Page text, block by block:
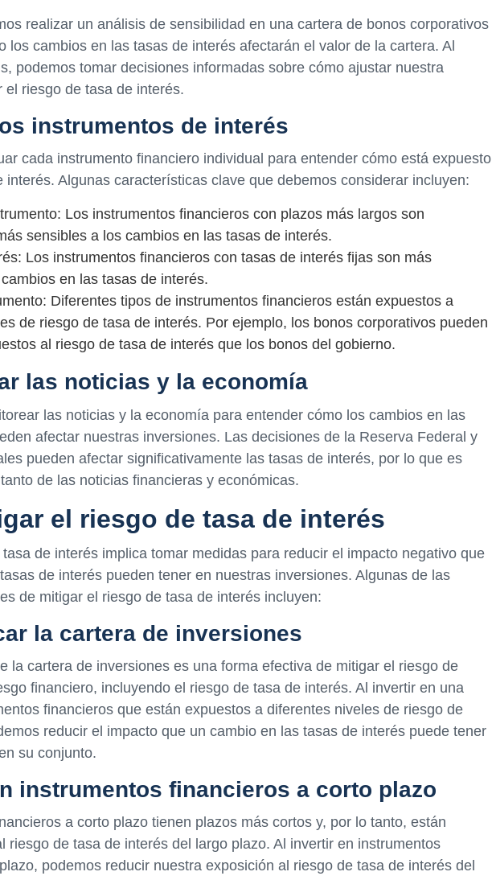
realizar un análisis de sensibilidad en una cartera de bonos corporativos
los cambios en las tasas de interés afectarán el valor de la cartera. Al
podemos tomar decisiones informadas sobre cómo ajustar nuestra
el riesgo de tasa de interés.
instrumentos de interés
cada instrumento financiero individual para entender cómo está expuesto
interés. Algunas características clave que debemos considerar incluyen:
Los instrumentos financieros con plazos más largos son
sensibles a los cambios en las tasas de interés.
Los instrumentos financieros con tasas de interés fijas son más
en las tasas de interés.
Diferentes tipos de instrumentos financieros están expuestos a
de riesgo de tasa de interés. Por ejemplo, los bonos corporativos pueden
al riesgo de tasa de interés que los bonos del gobierno.
las noticias y la economía
las noticias y la economía para entender cómo los cambios en las
afectar nuestras inversiones. Las decisiones de la Reserva Federal y
pueden afectar significativamente las tasas de interés, por lo que es
de las noticias financieras y económicas.
el riesgo de tasa de interés
de interés implica tomar medidas para reducir el impacto negativo que
de interés pueden tener en nuestras inversiones. Algunas de las
de mitigar el riesgo de tasa de interés incluyen:
la cartera de inversiones
la cartera de inversiones es una forma efectiva de mitigar el riesgo de
financiero, incluyendo el riesgo de tasa de interés. Al invertir en una
financieros que están expuestos a diferentes niveles de riesgo de
reducir el impacto que un cambio en las tasas de interés puede tener
su conjunto.
instrumentos financieros a corto plazo
a corto plazo tienen plazos más cortos y, por lo tanto, están
riesgo de tasa de interés del largo plazo. Al invertir en instrumentos
podemos reducir nuestra exposición al riesgo de tasa de interés del